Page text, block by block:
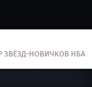
НОВИЧКОВ НБА